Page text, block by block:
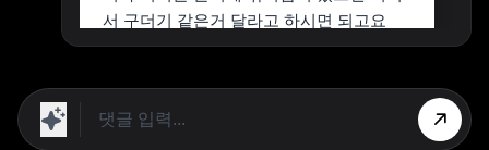
서 구더기 같은거 달라고 하시면 되고요
상단 광고의 [X] 버튼을 누르면 내용이 보입니다